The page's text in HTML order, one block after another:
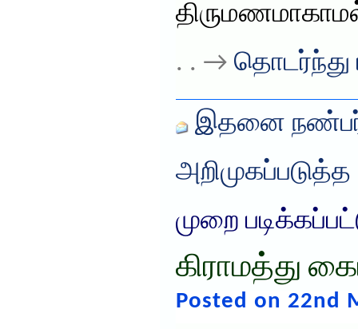
. . → தொடர்ந்து
இதனை
அறிமுகப்படுத்த
முறை
கிராமத்து
Posted on 22nd